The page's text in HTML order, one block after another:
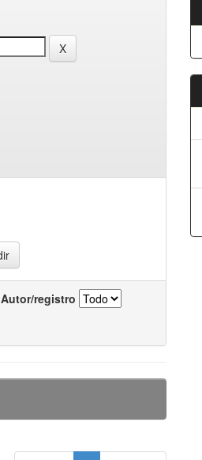
Autor/registro